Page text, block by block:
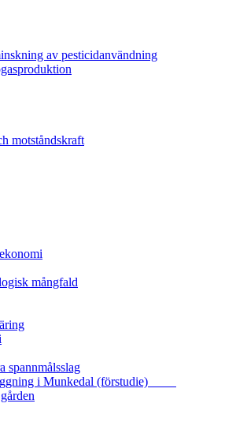
av pesticidanvändning
motståndskraft
mångfald
spannmålsslag
i Munkedal (förstudie)